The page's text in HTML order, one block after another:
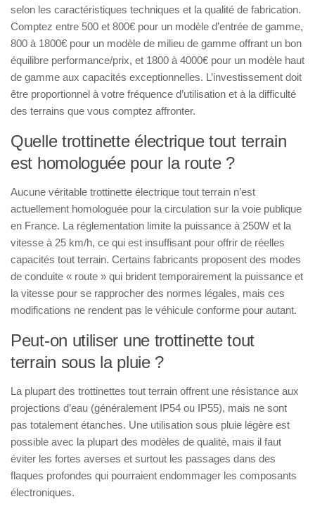
selon les caractéristiques techniques et la qualité de fabrication.
Comptez entre 500 et 800€ pour un modèle d’entrée de gamme,
800 à 1800€ pour un modèle de milieu de gamme offrant un bon
équilibre performance/prix, et 1800 à 4000€ pour un modèle haut
de gamme aux capacités exceptionnelles. L’investissement doit
être proportionnel à votre fréquence d’utilisation et à la difficulté
des terrains que vous comptez affronter.
Quelle trottinette électrique tout terrain
est homologuée pour la route ?
Aucune véritable trottinette électrique tout terrain n’est
actuellement homologuée pour la circulation sur la voie publique
en France. La réglementation limite la puissance à 250W et la
vitesse à 25 km/h, ce qui est insuffisant pour offrir de réelles
capacités tout terrain. Certains fabricants proposent des modes
de conduite « route » qui brident temporairement la puissance et
la vitesse pour se rapprocher des normes légales, mais ces
modifications ne rendent pas le véhicule conforme pour autant.
Peut-on utiliser une trottinette tout
terrain sous la pluie ?
La plupart des trottinettes tout terrain offrent une résistance aux
projections d’eau (généralement IP54 ou IP55), mais ne sont
pas totalement étanches. Une utilisation sous pluie légère est
possible avec la plupart des modèles de qualité, mais il faut
éviter les fortes averses et surtout les passages dans des
flaques profondes qui pourraient endommager les composants
électroniques.